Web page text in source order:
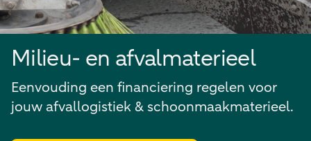
Milieu- en afvalmaterieel
Eenvouding een financiering regelen voor
jouw af­val­lo­gis­tiek & schoon­maak­ma­te­ri­eel.